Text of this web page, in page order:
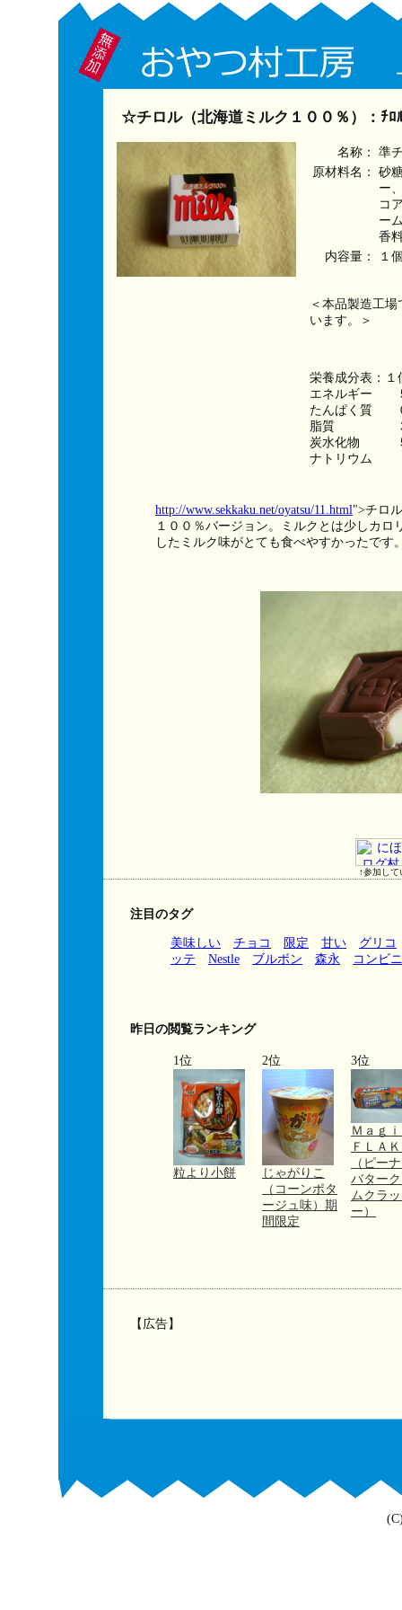
☆チロル（北海道ミルク１００％）：ﾁ
名称：
準
原材料名：
砂
ー
コ
ー
香
内容量：
１
＜本品製造工
います。＞
栄養成分表：１
エネルギー　
たんぱく質　　
脂質　　　　　
炭水化物　　　
ナトリウム　　
http://www.sekkaku.net/oyatsu/11.html">チロ
１００％バージョン。ミルクとは少しカロ
したミルク味がとても食べやすかったです
↑参加して
注目のタグ
美味しい チョコ 限定 甘い
グリコ
ッテ
Nestle ブルボン 森永 コンビニ
昨日の閲覧ランキング
1位
粒より小餅
2位
じゃがりこ
（コーンポタ
ージュ味）期
間限定
3位
Ｍａｇ
ＦＬＡ
（ピー
バター
ムクラ
ー）
【広告】